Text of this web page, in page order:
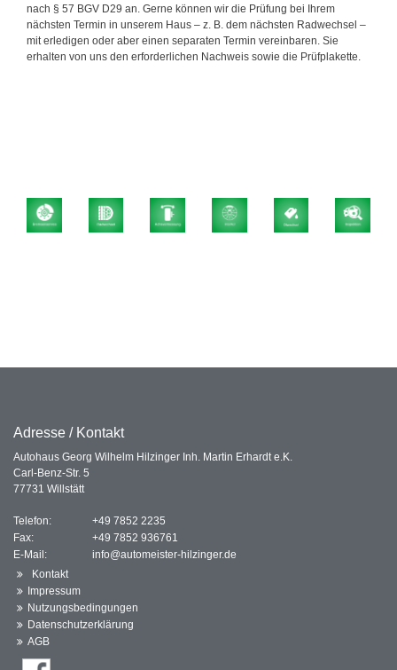
nach § 57 BGV D29 an. Gerne können wir die Prüfung bei Ihrem
nächsten Termin in unserem Haus – z. B. dem nächsten Radwechsel –
mit erledigen oder aber einen separaten Termin vereinbaren. Sie
erhalten von uns den erforderlichen Nachweis sowie die Prüfplakette.
Adresse / Kontakt
Autohaus Georg Wilhelm Hilzinger Inh. Martin Erhardt e.K.
Carl-Benz-Str. 5
77731 Willstätt
Telefon:
+49 7852 2235
Fax:
+49 7852 936761
E-Mail:
info@automeister-hilzinger.de
Kontakt
Impressum
Nutzungsbedingungen
Datenschutzerklärung
AGB